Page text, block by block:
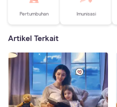
Pertumbuhan Imunisasi
Artikel Terkait